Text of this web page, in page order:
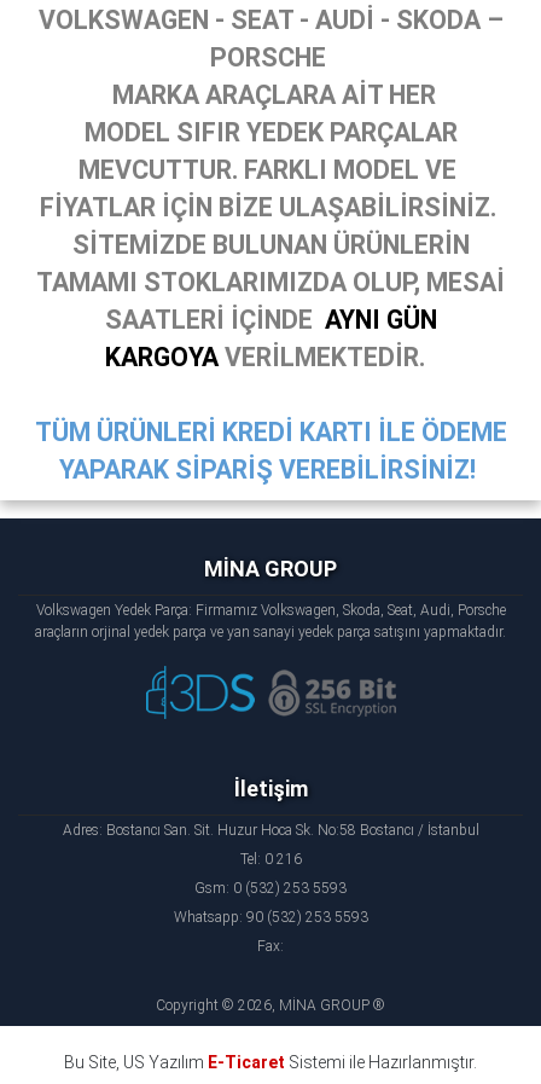
VOLKSWAGEN - SEAT - AUDİ - SKODA –
PORSCHE
MARKA ARAÇLARA AİT HER
MODEL SIFIR YEDEK PARÇALAR
MEVCUTTUR. FARKLI MODEL VE
FİYATLAR İÇİN BİZE ULAŞABİLİRSİNİZ.
SİTEMİZDE BULUNAN ÜRÜNLERİN
TAMAMI STOKLARIMIZDA OLUP, MESAİ
SAATLERİ İÇİNDE AYNI GÜN
KARGOYA VERİLMEKTEDİR.
TÜM ÜRÜNLERİ KREDİ KARTI İLE ÖDEME
YAPARAK SİPARİŞ VEREBİLİRSİNİZ!
MİNA GROUP
Volkswagen Yedek Parça: Firmamız Volkswagen, Skoda, Seat, Audi, Porsche
araçların orjinal yedek parça ve yan sanayi yedek parça satışını yapmaktadır.
İletişim
Adres: Bostancı San. Sit. Huzur Hoca Sk. No:58 Bostancı / İstanbul
Tel: 0 216
Gsm: 0 (532) 253 5593
Whatsapp: 90 (532) 253 5593
Fax:
Copyright © 2026, MİNA GROUP ®
Bu Site, US Yazılım E-Ticaret Sistemi ile Hazırlanmıştır.